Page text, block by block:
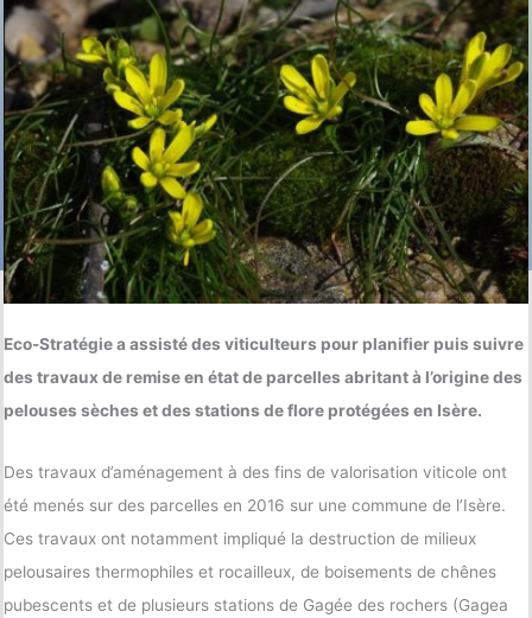
Eco-Stratégie a assisté des viticulteurs pour planifier puis suivre
des travaux de remise en état de parcelles abritant à l’origine des
pelouses sèches et des stations de flore protégées en Isère.
Des travaux d’aménagement à des fins de valorisation viticole ont
été menés sur des parcelles en 2016 sur une commune de l’Isère.
Ces travaux ont notamment impliqué la destruction de milieux
pelousaires thermophiles et rocailleux, de boisements de chênes
pubescents et de plusieurs stations de Gagée des rochers (Gagea